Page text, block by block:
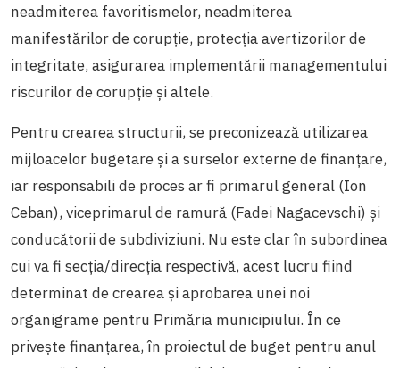
neadmiterea favoritismelor, neadmiterea
manifestărilor de corupție, protecția avertizorilor de
integritate, asigurarea implementării managementului
riscurilor de corupție și altele.
Pentru crearea structurii, se preconizează utilizarea
mijloacelor bugetare și a surselor externe de finanțare,
iar responsabili de proces ar fi primarul general (Ion
Ceban), viceprimarul de ramură (Fadei Nagacevschi) și
conducătorii de subdiviziuni. Nu este clar în subordinea
cui va fi secția/direcția respectivă, acest lucru fiind
determinat de crearea și aprobarea unei noi
organigrame pentru Primăria municipiului. În ce
privește finanțarea, în proiectul de buget pentru anul